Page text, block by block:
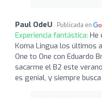
Paul OdeU Publicada en
Experiencia fantástica: He
Koma Lingua los últimos
One to One con Eduardo
sacarme el B2 este
es genial, y siempre